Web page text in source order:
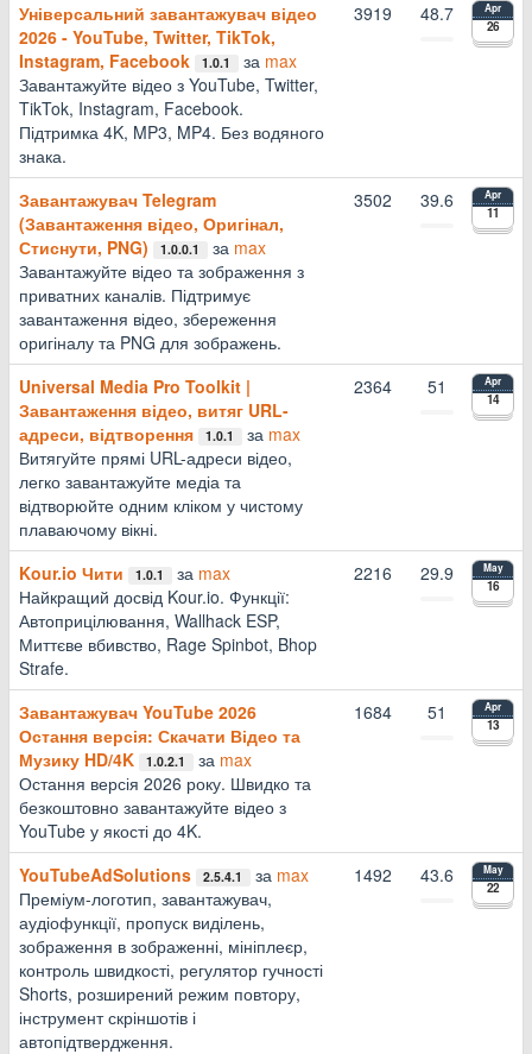
Універсальний завантажувач відео
2026 - YouTube, Twitter, TikTok,
Instagram, Facebook
1.0.1 за max
Завантажуйте відео з YouTube, Twitter,
TikTok, Instagram, Facebook.
Підтримка 4K, MP3, MP4. Без водяного
знака.
3919 48.7 Apr
26
Завантажувач Telegram
(Завантаження відео, Оригінал,
Стиснути, PNG)
1.0.0.1 за max
Завантажуйте відео та зображення з
приватних каналів. Підтримує
завантаження відео, збереження
оригіналу та PNG для зображень.
3502 39.6 Apr
11
Universal Media Pro Toolkit |
Завантаження відео, витяг URL-
адреси, відтворення
1.0.1 за max
Витягуйте прямі URL-адреси відео,
легко завантажуйте медіа та
відтворюйте одним кліком у чистому
плаваючому вікні.
2364 51 Apr
14
Kour.io Чити 1.0.1 за max
Найкращий досвід Kour.io. Функції:
Автоприцілювання, Wallhack ESP,
Миттєве вбивство, Rage Spinbot, Bhop
Strafe.
2216 29.9 May
16
Завантажувач YouTube 2026
Остання версія: Скачати Відео та
Музику HD/4K
1.0.2.1 за max
Остання версія 2026 року. Швидко та
безкоштовно завантажуйте відео з
YouTube у якості до 4K.
1684 51 Apr
13
YouTubeAdSolutions 2.5.4.1 за max
Преміум-логотип, завантажувач,
аудіофункції, пропуск виділень,
зображення в зображенні, мініплеєр,
контроль швидкості, регулятор гучності
Shorts, розширений режим повтору,
інструмент скріншотів і
автопідтвердження.
1492 43.6 May
22